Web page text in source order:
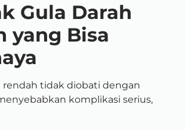
Gula Darah
yang Bisa
rendah tidak diobati dengan
komplikasi serius,